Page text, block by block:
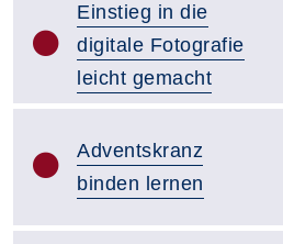
Einstieg in die
digitale Fotografie
leicht gemacht
Adventskranz
binden lernen